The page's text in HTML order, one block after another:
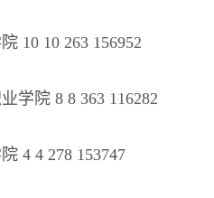
10 10 263 156952
学院 8 8 363 116282
4 4 278 153747